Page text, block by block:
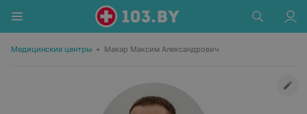
Медицинские центры • Макар Максим Александрович